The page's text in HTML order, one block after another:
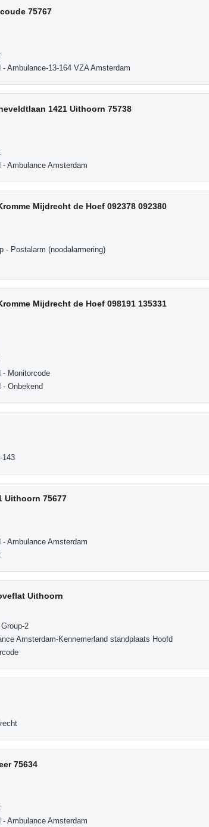
75767
Ambulance-13-164 VZA Amsterdam
1421 Uithoorn 75738
Ambulance Amsterdam
Mijdrecht de Hoef 092378 092380
- Postalarm (noodalarmering)
Mijdrecht de Hoef 098191 135331
- Monitorcode
Onbekend
143
Uithoorn 75677
Ambulance Amsterdam
Uithoorn
2
Amsterdam-Kennemerland standplaats Hoofd
75634
Ambulance Amsterdam